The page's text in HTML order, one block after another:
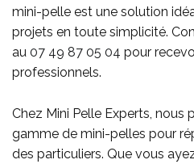
mini-pelle est une solution
projets en toute simplicité.
au 07 49 87 05 04 pour
professionnels.
Chez Mini Pelle Experts, nous
gamme de mini-pelles pour
des particuliers. Que vous